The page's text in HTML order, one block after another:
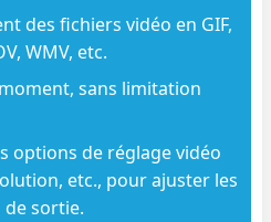
des fichiers vidéo en GIF,
WMV, etc.
sans limitation
options de réglage vidéo
etc., pour ajuster les
sortie.